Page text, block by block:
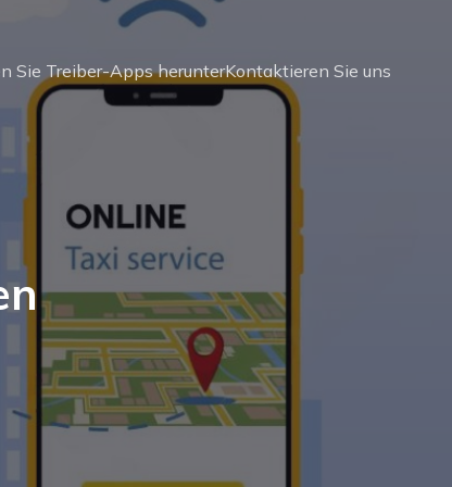
Sie Treiber-Apps herunterKontaktieren Sie uns